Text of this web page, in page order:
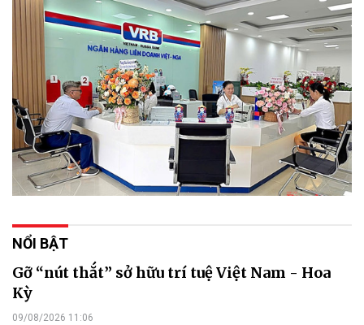
NỔI BẬT
Gỡ “nút thắt” sở hữu trí tuệ Việt Nam - Hoa
Kỳ
09/08/2026 11:06